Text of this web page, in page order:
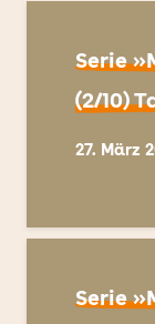
Serie
(2/10)
27. März
Serie